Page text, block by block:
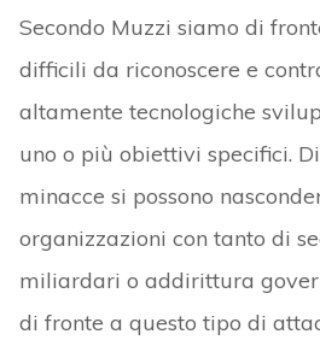
Secondo Muzzi siamo di
difficili da riconoscere e
altamente tecnologiche
uno o più obiettivi specifici.
minacce si possono
organizzazioni con tanto di
miliardari o addirittura
di fronte a questo tipo di